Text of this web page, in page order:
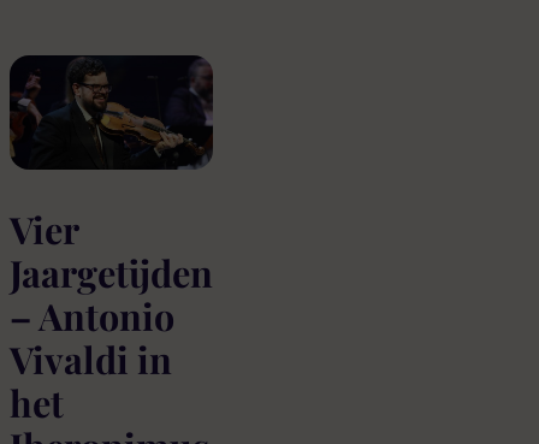
Vier
Jaargetijden
– Antonio
Vivaldi in
het